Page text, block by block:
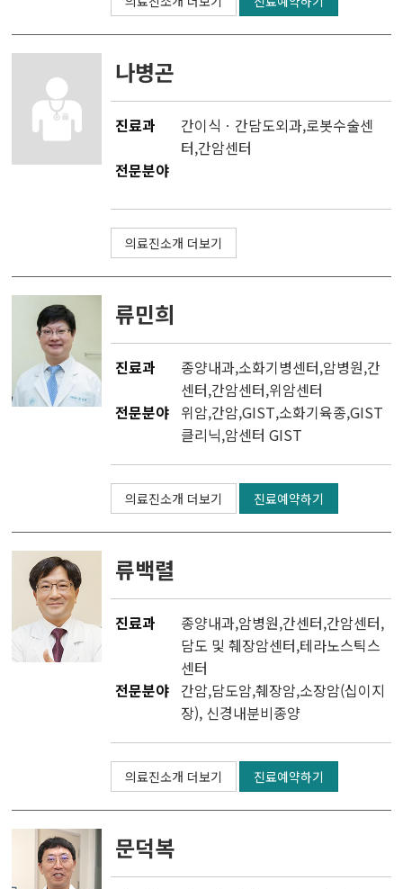
나병곤
진료과 간이식ㆍ간담도외과,로봇수술센
터,간암센터
전문분야
의료진소개 더보기
류민희
진료과 종양내과,소화기병센터,암병원,간
센터,간암센터,위암센터
전문분야 위암,간암,GIST,소화기육종,GIST
클리닉,암센터 GIST
의료진소개 더보기 진료예약하기
류백렬
진료과 종양내과,암병원,간센터,간암센터,
담도 및 췌장암센터,테라노스틱스
센터
전문분야 간암,담도암,췌장암,소장암(십이지
장), 신경내분비종양
의료진소개 더보기 진료예약하기
문덕복